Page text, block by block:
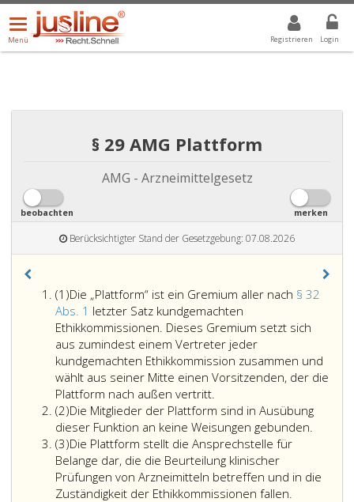
Registrieren Login
Menü
öffnen/schließen
Menü
ALLE DROPDOWN: GEWÄHLTER WERT IST ALLE
§ 29 AMG Plattform
AMG - Arzneimittelgesetz
beobachten merken
Berücksichtigter Stand der Gesetzgebung: 07.08.2026
(1)Absatz
eins
Die „Plattform“ ist ein Gremium aller nach § 32
Abs. 1 letzter Satz kundgemachten
Ethikkommissionen. Dieses Gremium setzt sich
aus zumindest einem Vertreter jeder
kundgemachten Ethikkommission zusammen und
wählt aus seiner Mitte einen Vorsitzenden, der die
Plattform nach außen vertritt.
„Plattform“
ist
ein
Gremium
aller
nach
(2)Absatz
2
Die Mitglieder der Plattform sind in Ausübung
dieser Funktion an keine Weisungen gebunden.
(3)Absatz
3
Die Plattform stellt die Ansprechstelle für
Belange dar, die die Beurteilung klinischer
Prüfungen von Arzneimitteln betreffen und in die
Zuständigkeit der Ethikkommissionen fallen.